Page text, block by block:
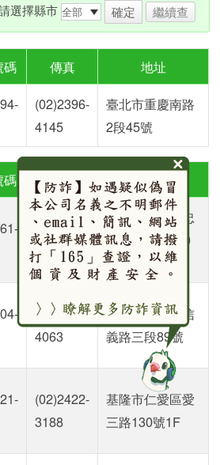
選擇縣市 繼續查
碼 傳真
地址
(02)2396-
4145
臺北市重慶南路
2段45號
碼 傳真
地址
(02)2314-
9258
臺北市中正區忠
孝西路一段120
號1樓
(02)2702-
4063
臺北市大安區信
義路三段89號
(02)2422-
3188
基隆市仁愛區愛
三路130號1F